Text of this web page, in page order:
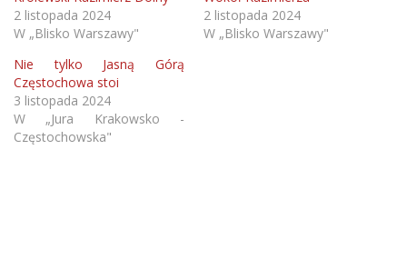
2 listopada 2024
W „Blisko Warszawy"
2 listopada 2024
W „Blisko Warszawy"
Nie tylko Jasną Górą
Częstochowa stoi
3 listopada 2024
W „Jura Krakowsko -
Częstochowska"